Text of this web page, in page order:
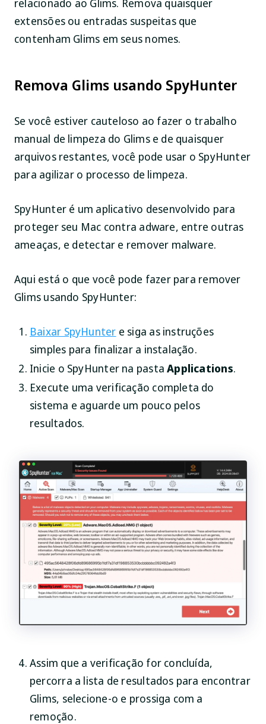
extensões ou entradas suspeitas que
contenham Glims em seus nomes.
Remova Glims usando SpyHunter
Se você estiver cauteloso ao fazer o trabalho
manual de limpeza do Glims e de quaisquer
arquivos restantes, você pode usar o SpyHunter
para agilizar o processo de limpeza.
SpyHunter é um aplicativo desenvolvido para
proteger seu Mac contra adware, entre outras
ameaças, e detectar e remover malware.
Aqui está o que você pode fazer para remover
Glims usando SpyHunter:
Baixar SpyHunter e siga as instruções
simples para finalizar a instalação.
Inicie o SpyHunter na pastaApplications.
Execute uma verificação completa do
sistema e aguarde um pouco pelos
resultados.
Assim que a verificação for concluída,
percorra a lista de resultados para encontrar
Glims, selecione-o e prossiga com a
remoção.